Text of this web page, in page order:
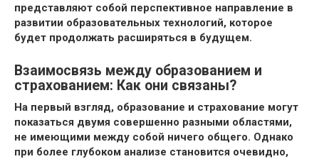
представляют собой перспективное направление в
развитии образовательных технологий, которое
будет продолжать расширяться в будущем.
Взаимосвязь между образованием и
страхованием: Как они связаны?
На первый взгляд, образование и страхование могут
показаться двумя совершенно разными областями,
не имеющими между собой ничего общего. Однако
при более глубоком анализе становится очевидно,